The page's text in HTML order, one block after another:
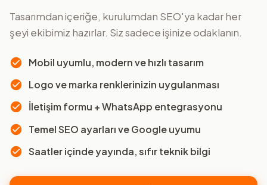
Tasarımdan içeriğe, kurulumdan SEO'ya kadar her
şeyi ekibimiz hazırlar. Siz sadece işinize odaklanın.
Mobil uyumlu, modern ve hızlı tasarım
Logo ve marka renklerinizin uygulanması
İletişim formu + WhatsApp entegrasyonu
Temel SEO ayarları ve Google uyumu
Saatler içinde yayında, sıfır teknik bilgi